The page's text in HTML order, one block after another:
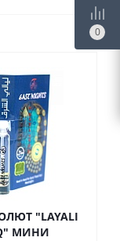
"LAYALI
МИНИ
0